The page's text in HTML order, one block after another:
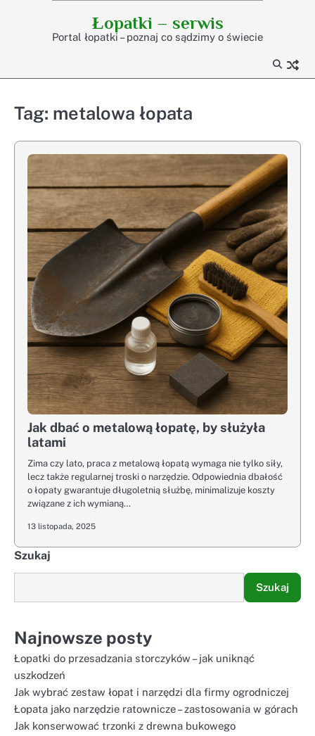
Łopatki – serwis
Portal łopatki – poznaj co sądzimy o świecie
Tag: metalowa łopata
Jak dbać o metalową łopatę, by służyła
latami
Zima czy lato, praca z metalową łopatą wymaga nie tylko siły,
lecz także regularnej troski o narzędzie. Odpowiednia dbałość
o łopaty gwarantuje długoletnią służbę, minimalizuje koszty
związane z ich wymianą…
13 listopada, 2025
Szukaj
Szukaj
Najnowsze posty
Łopatki do przesadzania storczyków – jak uniknąć
uszkodzeń
Jak wybrać zestaw łopat i narzędzi dla firmy ogrodniczej
Łopata jako narzędzie ratownicze – zastosowania w górach
Jak konserwować trzonki z drewna bukowego